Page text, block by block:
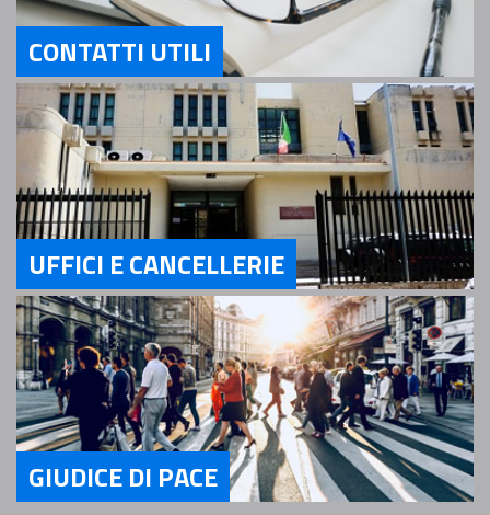
Servizi Contatti utili
CONTATTI UTILI
Servizi Uffici e Cancellerie
UFFICI E CANCELLERIE
GIUDICE DI PACE